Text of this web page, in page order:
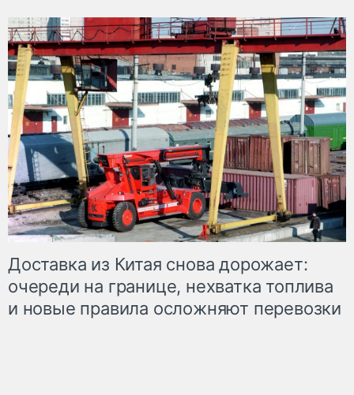
Доставка из Китая снова дорожает:
очереди на границе, нехватка топлива
и новые правила осложняют перевозки